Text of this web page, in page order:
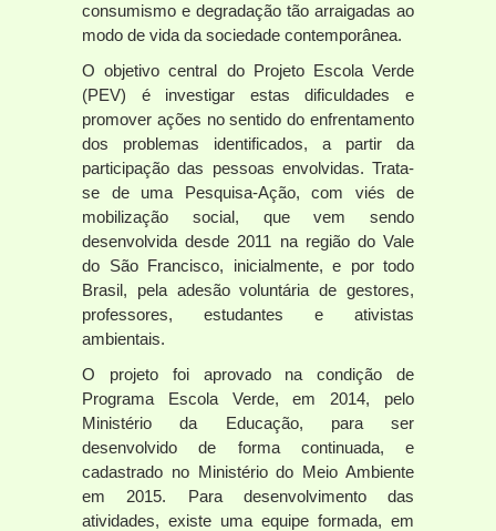
consumismo e degradação tão arraigadas ao
modo de vida da sociedade contemporânea.
O objetivo central do Projeto Escola Verde
(PEV) é investigar estas dificuldades e
promover ações no sentido do enfrentamento
dos problemas identificados, a partir da
participação das pessoas envolvidas. Trata-
se de uma Pesquisa-Ação, com viés de
mobilização social, que vem sendo
desenvolvida desde 2011 na região do Vale
do São Francisco, inicialmente, e por todo
Brasil, pela adesão voluntária de gestores,
professores, estudantes e ativistas
ambientais.
O projeto foi aprovado na condição de
Programa Escola Verde, em 2014, pelo
Ministério da Educação, para ser
desenvolvido de forma continuada, e
cadastrado no Ministério do Meio Ambiente
em 2015. Para desenvolvimento das
atividades, existe uma equipe formada, em